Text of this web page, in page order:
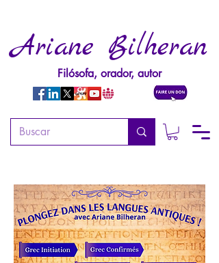
Ariane Bilheran
Filósofa, orador, autor